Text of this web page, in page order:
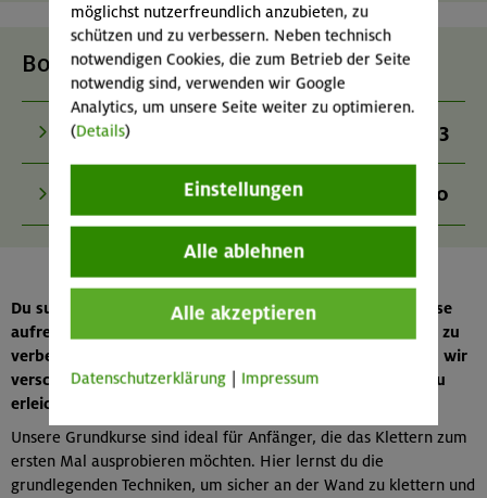
Boulder-Kurse
Bouldern für Einsteiger indoor 3
Bouldertrainings indoor 0
Du suchst nach einem Kletterkurs in München, um in diese
aufregende Sportart einzusteigen oder deine Fähigkeiten zu
verbessern? Als Alpenverein München & Oberland bieten wir
verschiedene Kurse an, um den Einstieg in das Klettern zu
erleichtern oder deine Kenntnisse zu vertiefen.
Unsere Grundkurse sind ideal für Anfänger, die das Klettern zum
ersten Mal ausprobieren möchten. Hier lernst du die
grundlegenden Techniken, um sicher an der Wand zu klettern und
möglichst nutzerfreundlich anzubieten, zu
schützen und zu verbessern. Neben technisch
notwendigen Cookies, die zum Betrieb der Seite
notwendig sind, verwenden wir Google
Analytics, um unsere Seite weiter zu optimieren.
(Details)
Einstellungen
Alle ablehnen
Alle akzeptieren
Datenschutzerklärung Impressum